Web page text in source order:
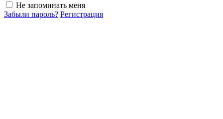
Не запоминать меня
Забыли пароль? Регистрация